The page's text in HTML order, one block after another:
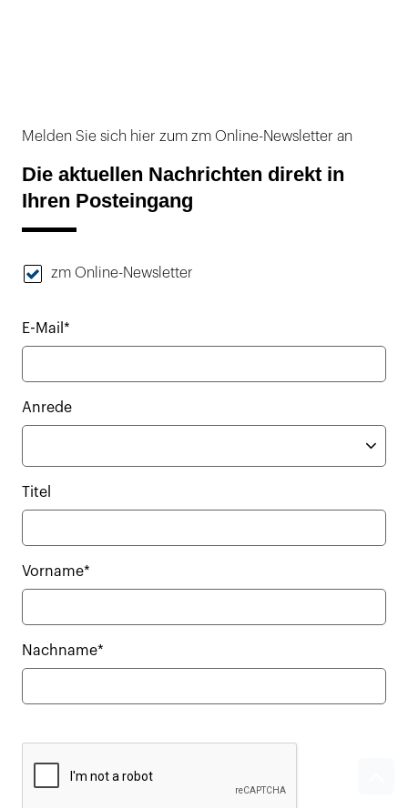
Melden Sie sich hier zum zm Online-Newsletter an
Die aktuellen Nachrichten direkt in
Ihren Posteingang
zm Online-Newsletter
E-Mail*
Anrede
Titel
Vorname*
Nachname*